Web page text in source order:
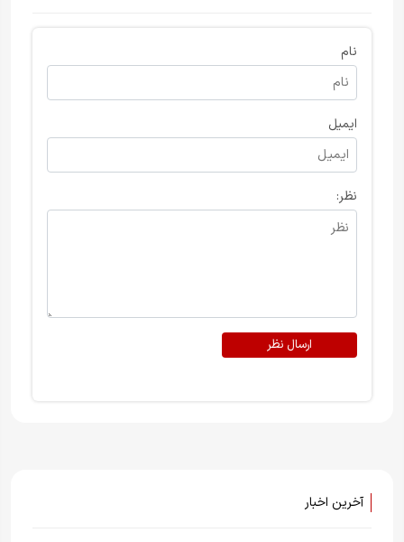
نام
ایمیل
نظر:
ارسال نظر
آخرین اخبار